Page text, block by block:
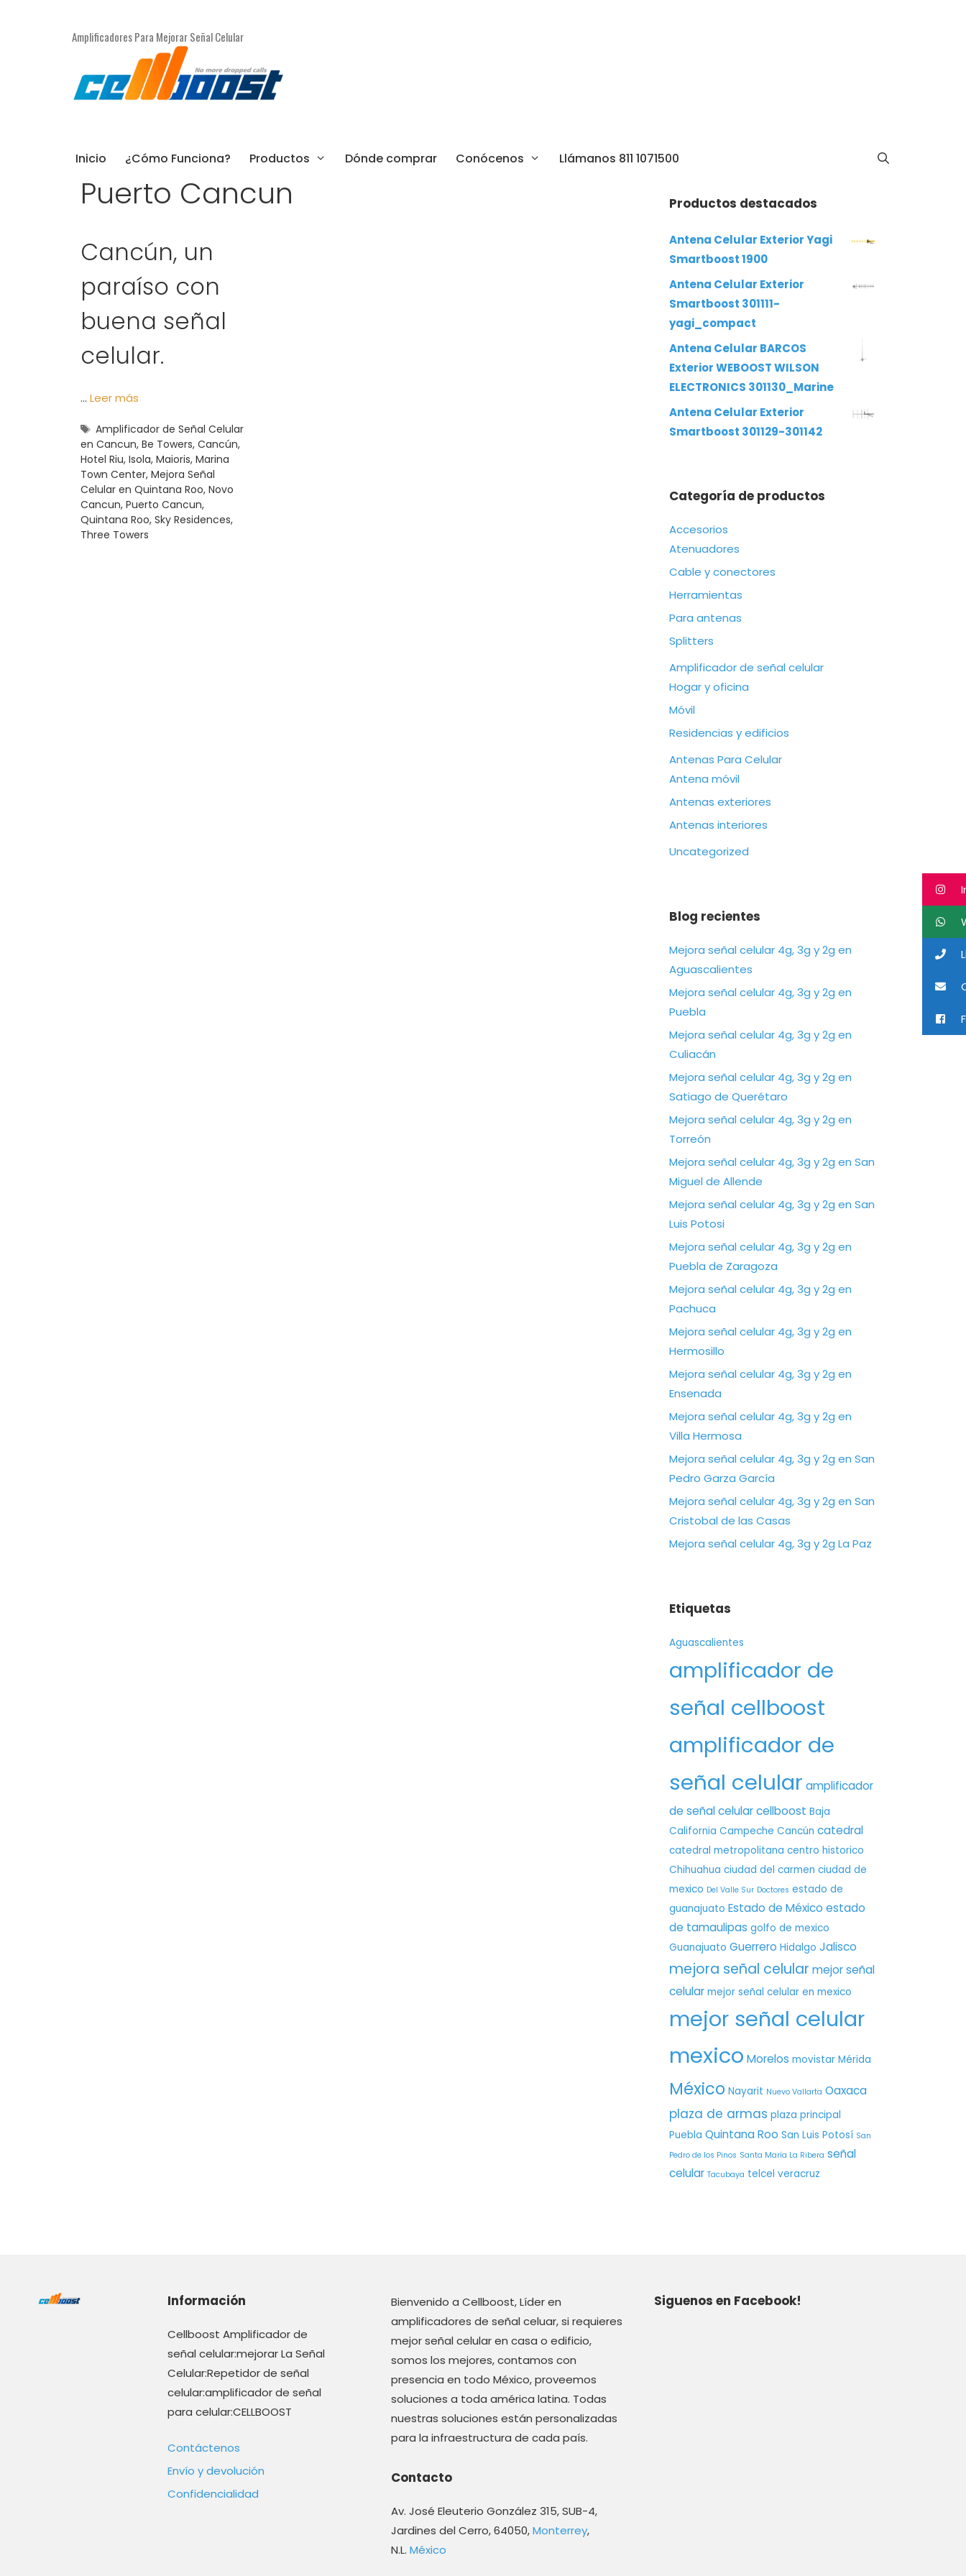
Amplificadores Para Mejorar Señal Celular
Inicio ¿Cómo Funciona? Productos Dónde comprar Conócenos Llámanos 811 1071500
Puerto Cancun
Cancún, un
paraíso con
buena señal
celular.
… Leer más
Etiquetas
Amplificador de Señal Celular
en Cancun, Be Towers, Cancún,
Hotel Riu, Isola, Maioris, Marina
Town Center, Mejora Señal
Celular en Quintana Roo, Novo
Cancun, Puerto Cancun,
Quintana Roo, Sky Residences,
Three Towers
Productos destacados
Antena Celular Exterior Yagi
Smartboost 1900
Antena Celular Exterior
Smartboost 301111-
yagi_compact
Antena Celular BARCOS
Exterior WEBOOST WILSON
ELECTRONICS 301130_Marine
Antena Celular Exterior
Smartboost 301129-301142
Categoría de productos
Accesorios
Atenuadores
Cable y conectores
Herramientas
Para antenas
Splitters
Amplificador de señal celular
Hogar y oficina
Móvil
Residencias y edificios
Antenas Para Celular
Antena móvil
Antenas exteriores
Antenas interiores
Uncategorized
Blog recientes
Mejora señal celular 4g, 3g y 2g en
Aguascalientes
Mejora señal celular 4g, 3g y 2g en
Puebla
Mejora señal celular 4g, 3g y 2g en
Culiacán
Mejora señal celular 4g, 3g y 2g en
Satiago de Querétaro
Mejora señal celular 4g, 3g y 2g en
Torreón
Mejora señal celular 4g, 3g y 2g en San
Miguel de Allende
Mejora señal celular 4g, 3g y 2g en San
Luis Potosi
Mejora señal celular 4g, 3g y 2g en
Puebla de Zaragoza
Mejora señal celular 4g, 3g y 2g en
Pachuca
Mejora señal celular 4g, 3g y 2g en
Hermosillo
Mejora señal celular 4g, 3g y 2g en
Ensenada
Mejora señal celular 4g, 3g y 2g en
Villa Hermosa
Mejora señal celular 4g, 3g y 2g en San
Pedro Garza García
Mejora señal celular 4g, 3g y 2g en San
Cristobal de las Casas
Mejora señal celular 4g, 3g y 2g La Paz
Etiquetas
Aguascalientes
amplificador de
señal cellboost
amplificador de
señal celular amplificador
de señal celular cellboost Baja
California Campeche Cancún catedral
catedral metropolitana centro historico
Chihuahua ciudad del carmen ciudad de
mexico Del Valle Sur Doctores estado de
guanajuato Estado de México estado
de tamaulipas golfo de mexico
Guanajuato Guerrero Hidalgo Jalisco
mejora señal celular mejor señal
celular mejor señal celular en mexico
mejor señal celular
mexico Morelos movistar Mérida
México Nayarit Nuevo Vallarta Oaxaca
plaza de armas plaza principal
Puebla Quintana Roo San Luis Potosí San
Pedro de los Pinos Santa María La Ribera señal
celular Tacubaya telcel veracruz
Información
Cellboost Amplificador de
señal celular:mejorar La Señal
Celular:Repetidor de señal
celular:amplificador de señal
para celular:CELLBOOST
Contáctenos
Envío y devolución
Confidencialidad
Bienvenido a Cellboost, Líder en
amplificadores de señal celuar, si requieres
mejor señal celular en casa o edificio,
somos los mejores, contamos con
presencia en todo México, proveemos
soluciones a toda américa latina. Todas
nuestras soluciones están personalizadas
para la infraestructura de cada país.
Contacto
Av. José Eleuterio González 315, SUB-4,
Jardines del Cerro, 64050,Monterrey,
N.L. México
Siguenos en Facebook!